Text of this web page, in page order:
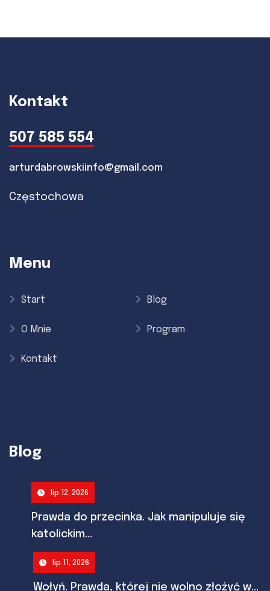
Kontakt
507 585 554
arturdabrowskiinfo@gmail.com
Częstochowa
Menu
Start Blog
O Mnie Program
Kontakt
Blog
lip 12, 2026
Prawda do przecinka. Jak manipuluje się
katolickim...
lip 11, 2026
Wołyń. Prawda, której nie wolno złożyć w...